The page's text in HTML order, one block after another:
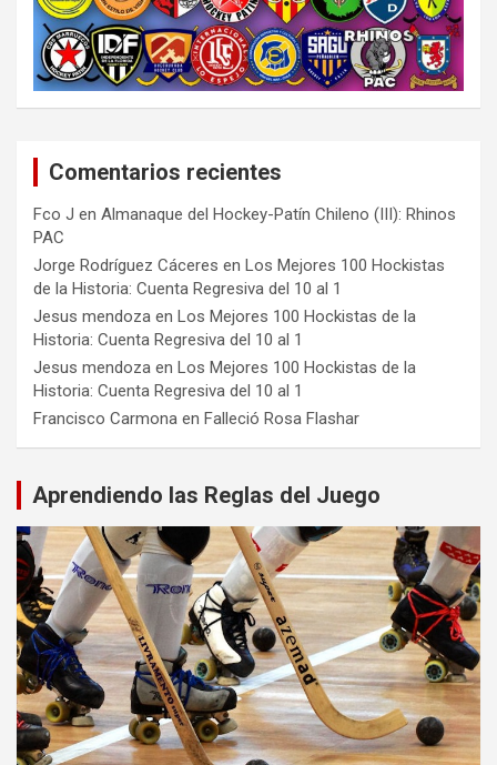
Comentarios recientes
Fco J en Almanaque del Hockey-Patín Chileno (III): Rhinos
PAC
Jorge Rodríguez Cáceres en Los Mejores 100 Hockistas
de la Historia: Cuenta Regresiva del 10 al 1
Jesus mendoza en Los Mejores 100 Hockistas de la
Historia: Cuenta Regresiva del 10 al 1
Jesus mendoza en Los Mejores 100 Hockistas de la
Historia: Cuenta Regresiva del 10 al 1
Francisco Carmona en Falleció Rosa Flashar
Aprendiendo las Reglas del Juego